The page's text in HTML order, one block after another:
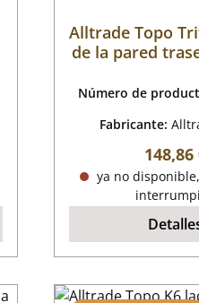
Alltrade Topo
de la pared
Número de
Fabricante:
Precio
148,86
ya no